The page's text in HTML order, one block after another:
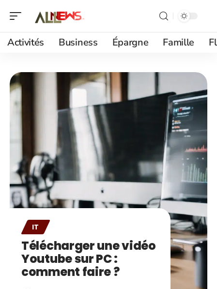
Activités Business Épargne Famille
IT
Télécharger une vidéo
Youtube sur PC :
comment faire ?